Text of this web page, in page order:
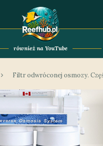
również na YouTube
Filtr odwróconej osmozy.